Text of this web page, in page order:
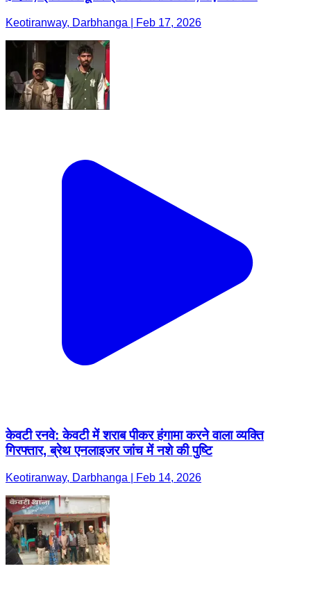
Keotiranway, Darbhanga | Feb 17, 2026
केवटी रनवे: केवटी में शराब पीकर हंगामा करने वाला व्यक्ति
गिरफ्तार, ब्रेथ एनलाइजर जांच में नशे की पुष्टि
Keotiranway, Darbhanga | Feb 14, 2026